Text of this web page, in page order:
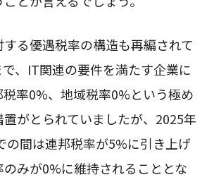
る優遇税率の構造も再編されて
、IT関連の要件を満たす企業に
率0%、地域税率0%という極め
がとられていましたが、2025年
の間は連邦税率が5%に引き上げ
のみが0%に維持されることとな